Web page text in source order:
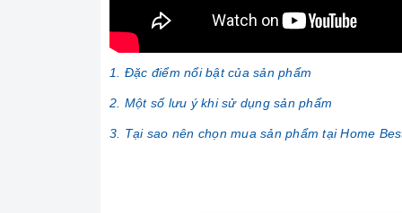
1. Đặc điểm nổi bật của sản phẩm
2. Một số lưu ý khi sử dụng sản phẩm
3. Tại sao nên chọn mua sản phẩm tại Home